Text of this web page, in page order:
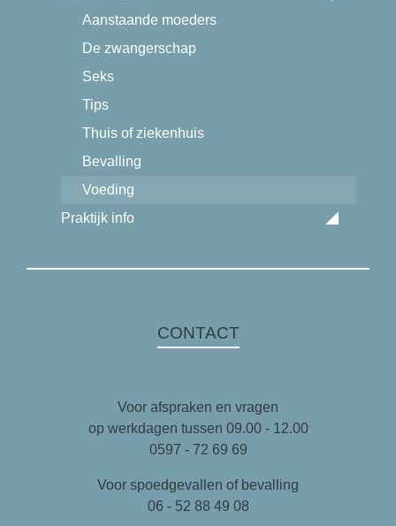
Aanstaande moeders
De zwangerschap
Seks
Tips
Thuis of ziekenhuis
Bevalling
Voeding
Praktijk info
CONTACT
Voor afspraken en vragen
op werkdagen tussen 09.00 - 12.00
0597 - 72 69 69
Voor spoedgevallen of bevalling
06 - 52 88 49 08